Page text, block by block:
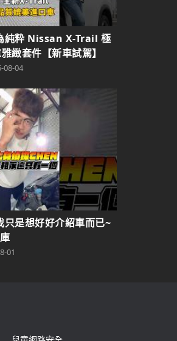
Trail 極
緻套件【新車試駕】
#suv #休旅車
08-04
只是想好好介紹車而已~
01